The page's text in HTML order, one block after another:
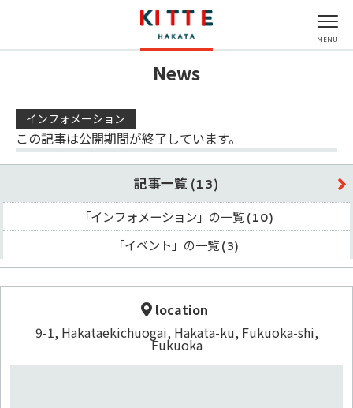
営業時間
アクセス
レストラン＆カフェ
ファッション・サービス
グルメガイドTOP
レストラン一覧
カフェ一覧
季節のメニュー
キッズメニュー一覧
取り扱いショップ一覧
新着ギフト
シネマガイドTOP
新着ギフト
キッズガイドTOP
News
インフォメーション
この記事は公開期間が終了しています。
記事一覧 (13)
「インフォメーション」の一覧 (10)
「イベント」の一覧 (3)
location
9-1, Hakataekichuogai, Hakata-ku, Fukuoka-shi,
Fukuoka